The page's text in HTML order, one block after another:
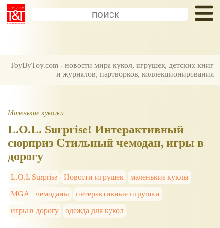
ToyByToy.com - новости мира кукол, игрушек, детских книг
и журналов, партворков, коллекционирования
Маленькие куколки
L.O.L. Surprise! Интерактивный
сюрприз Стильный чемодан, игры в
дорогу
L.O.L Surprise Новости игрушек
маленькие куклы
MGA
чемоданы
интерактивные игрушки
игры в дорогу
одежда для кукол